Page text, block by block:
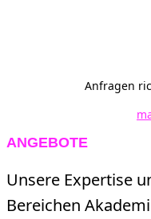
Anfragen
ANGEBOTE
Unsere Expertise
Bereichen